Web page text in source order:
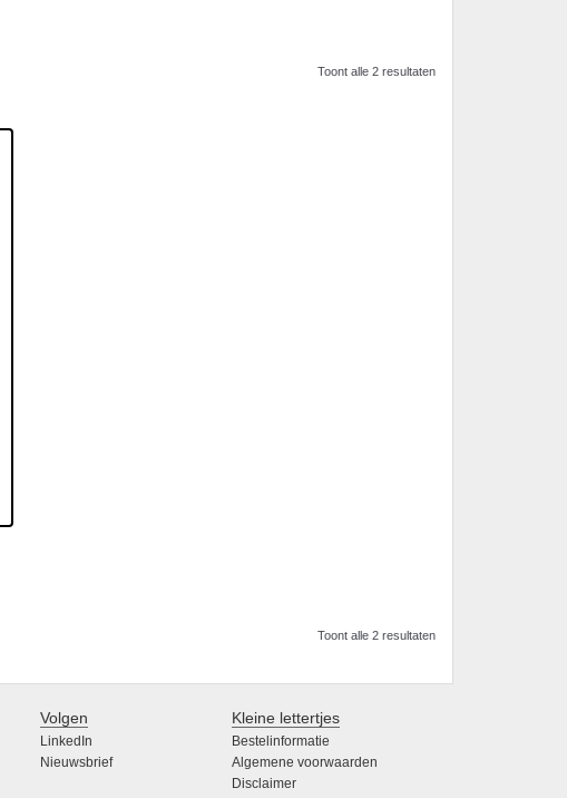
Toont alle 2 resultaten
Toont alle 2 resultaten
Volgen
LinkedIn
Nieuwsbrief
Kleine lettertjes
Bestelinformatie
Algemene voorwaarden
Disclaimer